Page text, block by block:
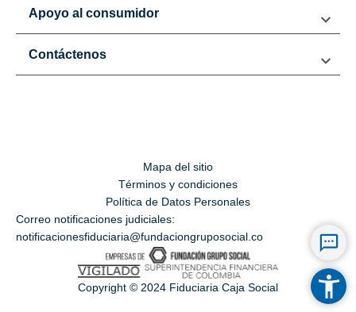
Apoyo al consumidor
Contáctenos
Mapa del sitio
Términos y condiciones
Política de Datos Personales
Correo notificaciones judiciales:
notificacionesfiduciaria@fundaciongruposocial.co
Copyright © 2024 Fiduciaria Caja Social